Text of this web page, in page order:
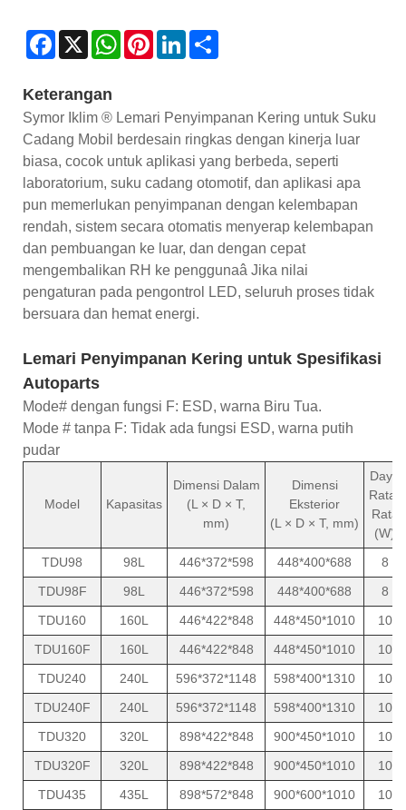
Facebook
X WhatsAppPinterestLinkedIn
Keterangan
Symor Iklim ® Lemari Penyimpanan Kering untuk Suku
Cadang Mobil berdesain ringkas dengan kinerja luar
biasa, cocok untuk aplikasi yang berbeda, seperti
laboratorium, suku cadang otomotif, dan aplikasi apa
pun memerlukan penyimpanan dengan kelembapan
rendah, sistem secara otomatis menyerap kelembapan
dan pembuangan ke luar, dan dengan cepat
mengembalikan RH ke penggunaâ Jika nilai
pengaturan pada pengontrol LED, seluruh proses tidak
bersuara dan hemat energi.
Lemari Penyimpanan Kering untuk Spesifikasi
Autoparts
Mode# dengan fungsi F: ESD, warna Biru Tua.
Mode # tanpa F: Tidak ada fungsi ESD, warna putih
pudar
Model Kapasitas
Dimensi Dalam
(L × D × T,
mm)
Dimensi
Eksterior
(L × D × T, mm)
Daya
Rata-
Rata
(W)
TDU98
98L 446*372*598 448*400*688
8
TDU98F
98L 446*372*598 448*400*688
8
TDU160
160L 446*422*848 448*450*1010
10
TDU160F
160L 446*422*848 448*450*1010
10
TDU240
240L 596*372*1148 598*400*1310
10
TDU240F
240L 596*372*1148 598*400*1310
10
TDU320
320L 898*422*848 900*450*1010
10
TDU320F
320L 898*422*848 900*450*1010
10
TDU435
435L 898*572*848 900*600*1010
10